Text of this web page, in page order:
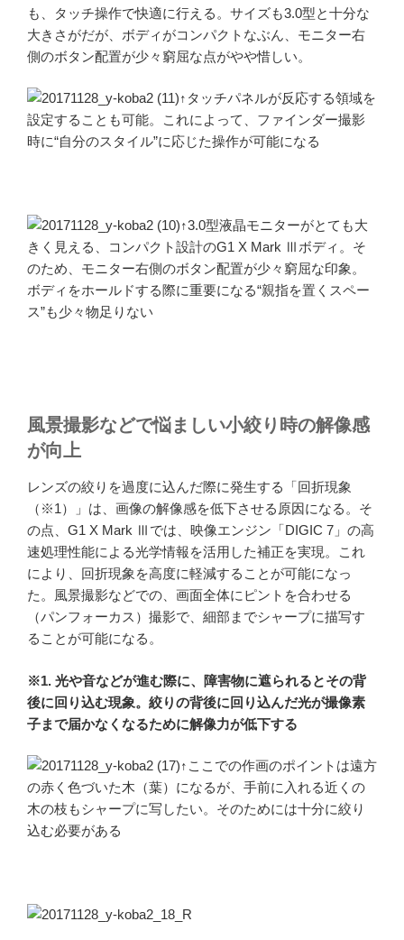
も、タッチ操作で快適に行える。サイズも3.0型と十分な
大きさがだが、ボディがコンパクトなぶん、モニター右
側のボタン配置が少々窮屈な点がやや惜しい。
↑タッチパネルが反応する領域を
設定することも可能。これによって、ファインダー撮影
時に“自分のスタイル”に応じた操作が可能になる
↑3.0型液晶モニターがとても大
きく見える、コンパクト設計のG1 X Mark Ⅲボディ。そ
のため、モニター右側のボタン配置が少々窮屈な印象。
ボディをホールドする際に重要になる“親指を置くスペー
ス”も少々物足りない
風景撮影などで悩ましい小絞り時の解像感
が向上
レンズの絞りを過度に込んだ際に発生する「回折現象
（※1）」は、画像の解像感を低下させる原因になる。そ
の点、G1 X Mark Ⅲでは、映像エンジン「DIGIC 7」の高
速処理性能による光学情報を活用した補正を実現。これ
により、回折現象を高度に軽減することが可能になっ
た。風景撮影などでの、画面全体にピントを合わせる
（パンフォーカス）撮影で、細部までシャープに描写す
ることが可能になる。
※1. 光や音などが進む際に、障害物に遮られるとその背
後に回り込む現象。絞りの背後に回り込んだ光が撮像素
子まで届かなくなるために解像力が低下する
↑ここでの作画のポイントは遠方
の赤く色づいた木（葉）になるが、手前に入れる近くの
木の枝もシャープに写したい。そのためには十分に絞り
込む必要がある